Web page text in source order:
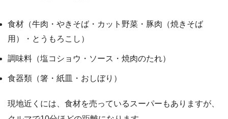
食材（牛肉・やきそば・カット野菜・豚肉（焼きそば
用）・とうもろこし）
調味料（塩コショウ・ソース・焼肉のたれ）
食器類（箸・紙皿・おしぼり）
現地近くには、食材を売っているスーパーもありますが、